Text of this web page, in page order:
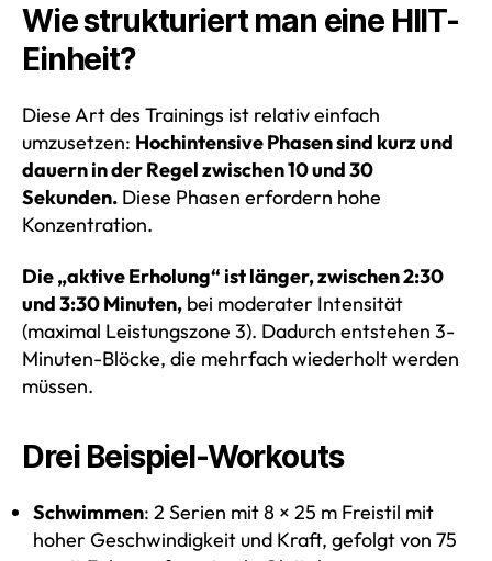
Wie strukturiert man eine HIIT-
Einheit?
Diese Art des Trainings ist relativ einfach
umzusetzen: Hochintensive Phasen sind kurz und
dauern in der Regel zwischen 10 und 30
Sekunden. Diese Phasen erfordern hohe
Konzentration.
Die „aktive Erholung“ ist länger, zwischen 2:30
und 3:30 Minuten, bei moderater Intensität
(maximal Leistungszone 3). Dadurch entstehen 3-
Minuten-Blöcke, die mehrfach wiederholt werden
müssen.
Drei Beispiel-Workouts
Schwimmen: 2 Serien mit 8 × 25 m Freistil mit
hoher Geschwindigkeit und Kraft, gefolgt von 75